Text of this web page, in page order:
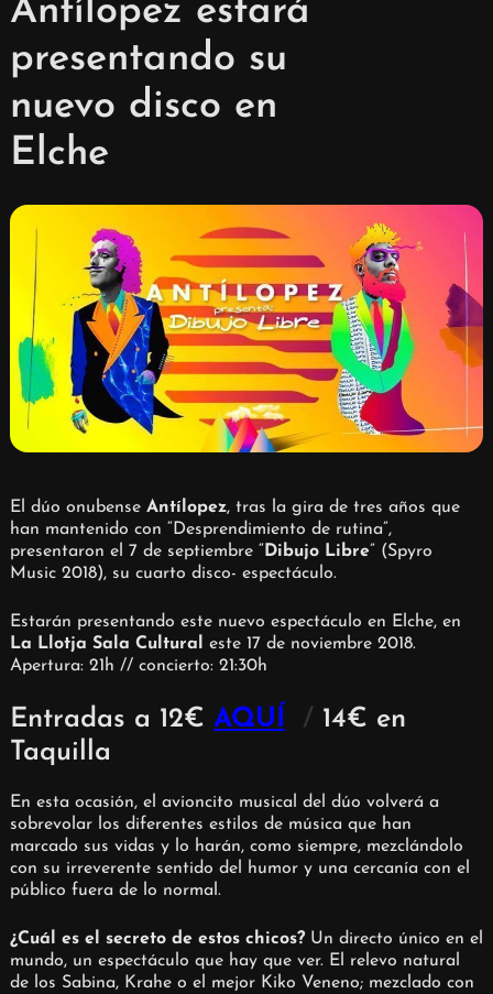
Antílopez estará
presentando su
nuevo disco en
Elche
El dúo onubense Antílopez, tras la gira de tres años que
han mantenido con “Desprendimiento de rutina”,
presentaron el 7 de septiembre “ Dibujo Libre” (Spyro
Music 2018), su cuarto disco- espectáculo.
Estarán presentando este nuevo espectáculo en Elche, en
La Llotja Sala Cultural este 17 de noviembre 2018.
Apertura: 21h // concierto: 21:30h
Entradas a 12€ AQUÍ / 14€ en
Taquilla
En esta ocasión, el avioncito musical del dúo volverá a
sobrevolar los diferentes estilos de música que han
marcado sus vidas y lo harán, como siempre, mezclándolo
con su irreverente sentido del humor y una cercanía con el
público fuera de lo normal.
¿Cuál es el secreto de estos chicos?Un directo único en el
mundo, un espectáculo que hay que ver. El relevo natural
de los Sabina, Krahe o el mejor Kiko Veneno; mezclado con